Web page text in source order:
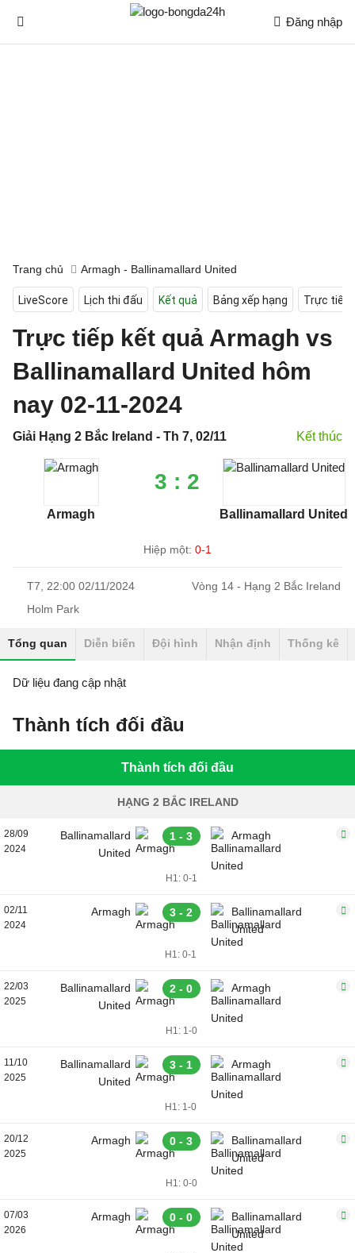
Đăng nhập
Trang chủ Armagh - Ballinamallard United
LiveScore Lịch thi đấu Kết quả Bảng xếp hạng Trực tiếp
Trực tiếp kết quả Armagh vs
Ballinamallard United hôm
nay 02-11-2024
Giải Hạng 2 Bắc Ireland - Th 7, 02/11 Kết thúc
Armagh
3 : 2
Ballinamallard United
Hiệp một: 0-1
T7, 22:00 02/11/2024
Vòng 14 - Hạng 2 Bắc Ireland
Holm Park
Tổng quan Diễn biến Đội hình Nhận định Thống kê
Dữ liệu đang cập nhật
Thành tích đối đầu
Thành tích đối đầu
HẠNG 2 BẮC IRELAND
28/09
2024
Ballinamallard
United
1 - 3 Armagh
H1: 0-1
02/11
2024
Armagh 3 - 2
Ballinamallard
United
H1: 0-1
22/03
2025
Ballinamallard
United
2 - 0 Armagh
H1: 1-0
11/10
2025
Ballinamallard
United
3 - 1 Armagh
H1: 1-0
20/12
2025
Armagh 0 - 3
Ballinamallard
United
H1: 0-0
07/03
2026
Armagh 0 - 0
Ballinamallard
United